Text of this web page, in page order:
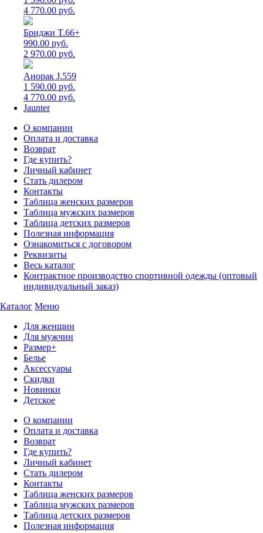
4 770.00 руб.
Бриджи T.66+
990.00 руб.
2 970.00 руб.
Анорак J.559
1 590.00 руб.
4 770.00 руб.
Jaunter
О компании
Оплата и доставка
Возврат
Где купить?
Личный кабинет
Стать дилером
Контакты
Таблица женских размеров
Таблица мужских размеров
Таблица детских размеров
Полезная информация
Ознакомиться с договором
Реквизиты
Весь каталог
Контрактное производство спортивной одежды (оптовый
индивидуальный заказ)
Каталог Меню
Для женщин
Для мужчин
Размер+
Белье
Аксессуары
Скидки
Новинки
Детское
О компании
Оплата и доставка
Возврат
Где купить?
Личный кабинет
Стать дилером
Контакты
Таблица женских размеров
Таблица мужских размеров
Таблица детских размеров
Полезная информация